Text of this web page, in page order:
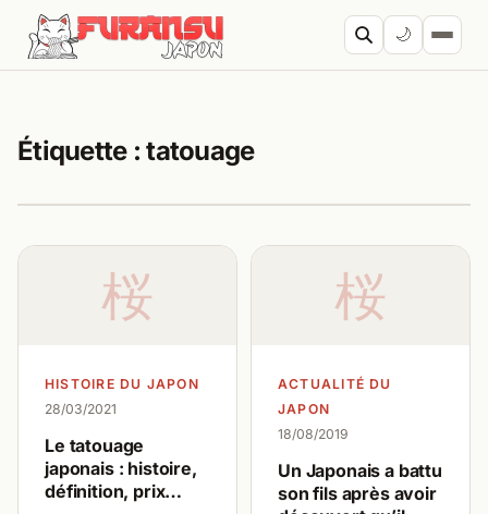
Aller au contenu
🌙
Étiquette :tatouage
桜
HISTOIRE DU JAPON
28/03/2021
Le tatouage
japonais : histoire,
définition, prix…
桜
ACTUALITÉ DU
JAPON
18/08/2019
Un Japonais a battu
son fils après avoir